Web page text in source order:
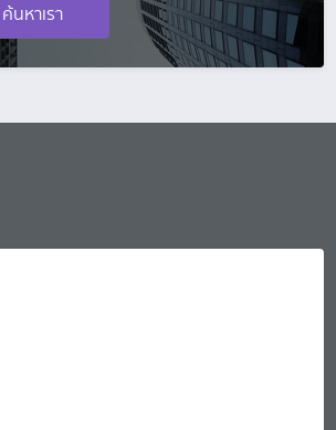
ค้นหาเรา